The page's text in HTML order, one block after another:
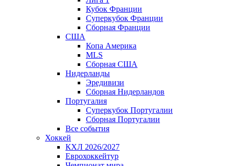
Кубок Франции
Суперкубок Франции
Сборная Франции
США
Копа Америка
MLS
Сборная США
Нидерланды
Эредивизи
Сборная Нидерландов
Португалия
Суперкубок Португалии
Сборная Португалии
Все события
Хоккей
КХЛ 2026/2027
Еврохоккейтур